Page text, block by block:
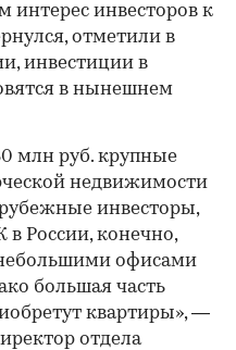
интерес инвесторов к
отметили в
инвестиции в
в нынешнем
млн руб. крупные
недвижимости
инвесторы,
России, конечно,
небольшими офисами
большая часть
квартиры», —
отдела